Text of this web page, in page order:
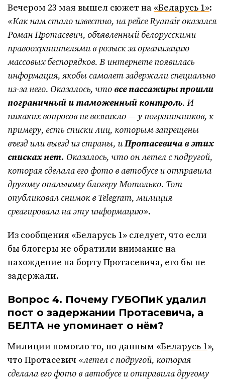
Вечером 23 мая вышел сюжет на «Беларусь 1»:
«Как нам стало известно, на рейсеRyanairоказался
Роман Протасевич, объявленный белорусскими
правоохранителями в розыск за организацию
массовых беспорядков. В интернете появилась
информация, якобы самолет задержали специально
из-за него. Оказалось, что все пассажиры прошли
пограничный и таможенный контроль. И
никаких вопросов не возникло — у пограничников, к
примеру, есть списки лиц, которым запрещены
въезд или выезд из страны, иПротасевича в этих
списках нет. Оказалось, что он летел с подругой,
которая сделала его фото в автобусе и отправила
другому опальному блогеру Мотолько. Тот
опубликовал снимок в Telegram, милиция
среагировала на эту информацию».
Из сообщения «Беларусь 1» следует, что если
бы блогеры не обратили внимание на
нахождение на борту Протасевича, его бы не
задержали.
Вопрос 4. Почему ГУБОПиК удалил
пост о задержании Протасевича, а
БЕЛТА не упоминает о нём?
Милиции помогло то, по данным «Беларусь 1»,
что Протасевич «летел с подругой, которая
сделала его фото в автобусе и отправила другому